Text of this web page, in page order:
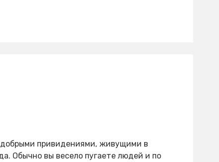
привидениями, живущими в
Обычно вы весело пугаете людей и по